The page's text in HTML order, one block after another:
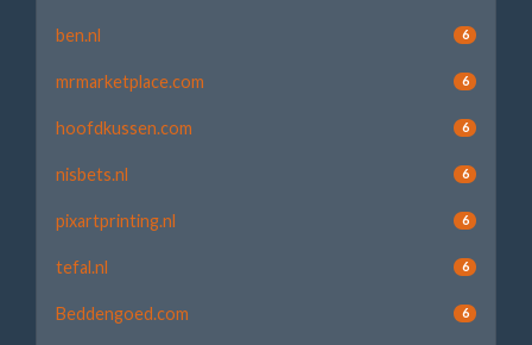
ben.nl 6
mrmarketplace.com 6
hoofdkussen.com 6
nisbets.nl 6
pixartprinting.nl 6
tefal.nl 6
Beddengoed.com 6